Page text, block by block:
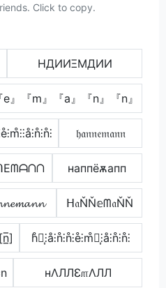
Click to copy.
HДИИΞMДИИ
』『m』『a』『n』『n』
𝔥𝔞𝔫𝔫𝔢𝔪𝔞𝔫𝔫
наппёѫапп
ᕼ𝔞ŇŇ𝕖ᗰ𝔞ŇŇ
h̊⫶͎⫶å⫶n̊⫶n̊⫶e̊⫶m̊⫶͎⫶å⫶n̊⫶n̊⫶
нΛЛЛƐ௱ΛЛЛ